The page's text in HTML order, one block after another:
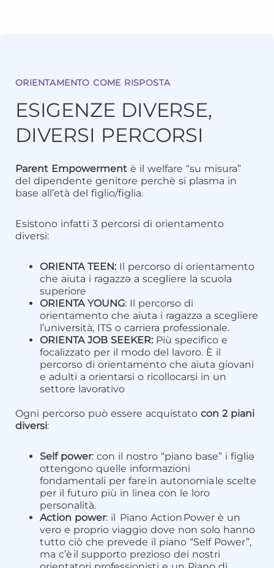
ORIENTAMENTO COME RISPOSTA
ESIGENZE DIVERSE,
DIVERSI PERCORSI
Parent Empowerment è il welfare “su misura”
del dipendente genitore perchè si plasma in
base all’età del figlio/figlia.
Esistono infatti 3 percorsi di orientamento
diversi:
ORIENTA TEEN: Il percorso di orientamento
che aiuta i ragazzə a scegliere la scuola
superiore
ORIENTA YOUNG: Il percorso di
orientamento che aiuta i ragazzə a scegliere
l’università, ITS o carriera professionale.
ORIENTA JOB SEEKER: Più specifico e
focalizzato per il modo del lavoro. È il
percorso di orientamento che aiuta giovani
e adulti a orientarsi o ricollocarsi in un
settore lavorativo
Ogni percorso può essere acquistato con 2 piani
diversi:
Self power: con il nostro “piano base” i figliə
ottengono quelle informazioni
fondamentali per fare in autonomia le scelte
per il futuro più in linea con le loro
personalità.
Action power: il Piano Action Power è un
vero e proprio viaggio dove non solo hanno
tutto ciò che prevede il piano “Self Power”,
ma c’è il supporto prezioso dei nostri